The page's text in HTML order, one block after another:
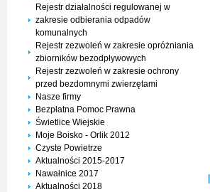
Rejestr działalności regulowanej w
zakresie odbierania odpadów
komunalnych
Rejestr zezwoleń w zakresie opróżniania
zbiorników bezodpływowych
Rejestr zezwoleń w zakresie ochrony
przed bezdomnymi zwierzętami
Nasze firmy
Bezpłatna Pomoc Prawna
Świetlice Wiejskie
Moje Boisko - Orlik 2012
Czyste Powietrze
Aktualności 2015-2017
Nawałnice 2017
Aktualności 2018